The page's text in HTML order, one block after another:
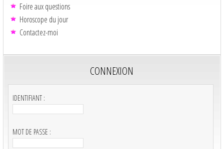
Foire aux questions
Horoscope du jour
Contactez-moi
CONNEXION
IDENTIFIANT :
MOT DE PASSE :